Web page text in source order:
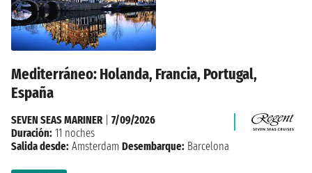
Mediterráneo: Holanda, Francia, Portugal,
España
SEVEN SEAS MARINER
7/09/2026
Duración: 11 noches
Salida desde: Amsterdam Desembarque: Barcelona